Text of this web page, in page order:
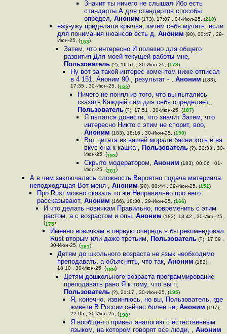
Значит ты ничего не слышал Ибо есть
стандарты А для стандартов способы
определ, Аноним (173), 17:07 , 04-Июл-25, (210)
ежу-ужу приделали крылья, зачем себя мучать, если
для понимания нюансов есть д, Аноним (90), 00:47 , 29-
Июн-25, (153)
Затем, что интересно И полезно для общего
развития Для моей текущей работы мне,
Пользователь(?), 16:51 , 30-Июн-25, (178)
Ну вот за такой интерес коментом ниже отписал
в 4 151, Аноним 90 , результат - ,Аноним (183),
17:35 , 30-Июн-25, (183)
Ничего не понял из того, что вы пытались
сказать Каждый сам для себя определяет,,
Пользователь(?), 17:51 , 30-Июн-25, (187)
Я пытался донести, что значит Затем, что
интересно Никто с этим не спорит, воо,
Аноним (183), 18:16 , 30-Июн-25, (190)
Вот цитата из вашей морали басни хоть и на
вкус она к кашка , Пользователь(?), 20:33 , 30-
Июн-25, (193)
Скрыто модератором, Аноним (183), 00:06 , 01-
Июл-25, (201)
А в чем заключалась сложность Вероятно подача материала
неподходящая Вот меня ,Аноним (90), 00:44 , 29-Июн-25, (151)
Про Rust можно сказать то же Неправильно про него
рассказывают, Аноним (166), 18:30 , 29-Июн-25, (166)
И что делать новичкам Правильно, повременить с этим
растом, а с возрастом и опы, Аноним (183), 13:42 , 30-Июн-25,
(175)
Именно новичкам в первую очередь я бы рекомендовал
Rust вторым или даже третьим, Пользователь (?), 17:09 ,
30-Июн-25, (181)
Детям до школьного возраста не язык необходимо
преподавать, а объяснять, что так, Аноним (183),
18:10 , 30-Июн-25, (189)
Детям дошкольного возраста программирование
преподавать рано Я к тому, что вы п,
Пользователь(?), 21:17 , 30-Июн-25, (195)
Я, конечно, извиняюсь, но вы, Пользователь, где
живёте В России сейчас более че,Аноним (197),
22:05 , 30-Июн-25, (198)
Я вообще-то привел аналогию с естественным
языком, на котором говорят все люди, ,Аноним